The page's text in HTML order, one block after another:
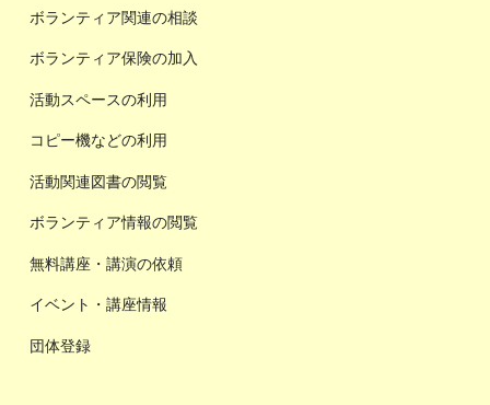
ボランティア関連の相談
ボランティア保険の加入
活動スペースの利用
コピー機などの利用
活動関連図書の閲覧
ボランティア情報の閲覧
無料講座・講演の依頼
イベント・講座情報
団体登録